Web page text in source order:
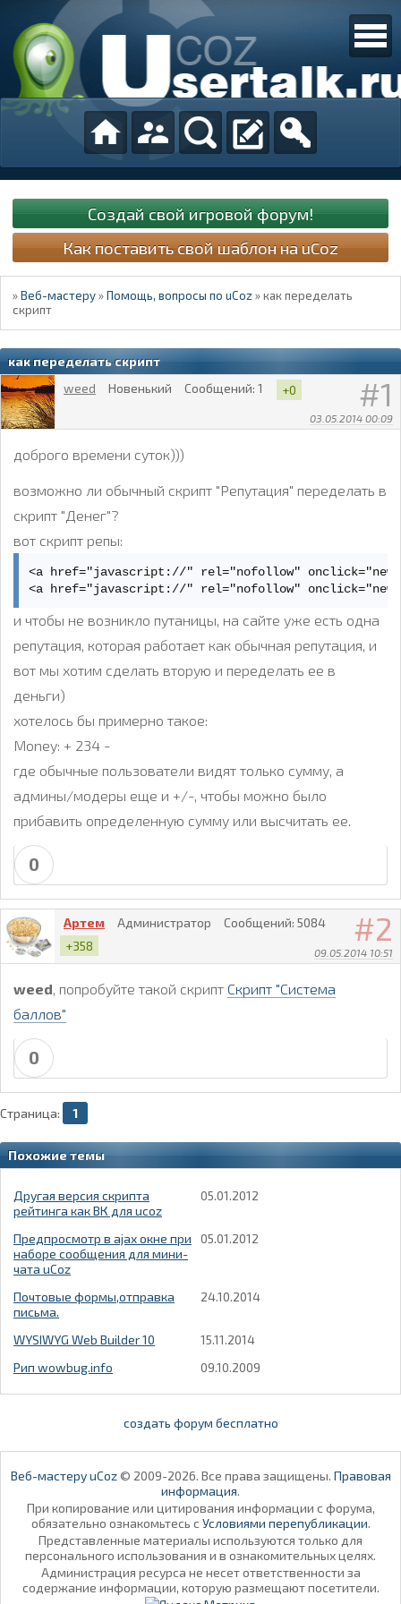
Создай свой игровой форум!
Как поставить свой шаблон на uCoz
»Веб-мастеру »Помощь, вопросы по uCoz »как переделать
скрипт
как переделать скрипт
1
03.05.2014 00:09
weed Новенький Сообщений: 1 +0
доброго времени суток)))
возможно ли обычный скрипт "Репутация" переделать в
скрипт "Денег"?
вот скрипт репы:
<a href="javascript://" rel="nofollow" onclick="new
<a href="javascript://" rel="nofollow"
и чтобы не возникло путаницы, на сайте уже есть одна
репутация, которая работает как обычная репутация, и
вот мы хотим сделать вторую и переделать ее в
деньги)
хотелось бы примерно такое:
Money: + 234 -
где обычные пользователи видят только сумму, а
админы/модеры еще и +/-, чтобы можно было
прибавить определенную сумму или высчитать ее.
0
2
09.05.2014 10:51
Артем Администратор Сообщений: 5084
+358
weed , попробуйте такой скрипт Скрипт "Система
баллов"
0
Страница: 1
Похожие темы
Другая версия скрипта
рейтинга как ВК для ucoz
05.01.2012
Предпросмотр в ajax окне при
наборе сообщения для мини-
чата uCoz
05.01.2012
Почтовые формы,отправка
письма.
24.10.2014
WYSIWYG Web Builder 10
15.11.2014
Рип wowbug.info
09.10.2009
создать форум бесплатно
Веб-мастеру uCoz© 2009-2026. Все права защищены. Правовая
информация.
При копирование или цитирования информации с форума,
обязательно ознакомьтесь с Условиями перепубликации.
Представленные материалы используются только для
персонального использования и в ознакомительных целях.
Администрация ресурса не несет ответственности за
содержание информации, которую размещают посетители.